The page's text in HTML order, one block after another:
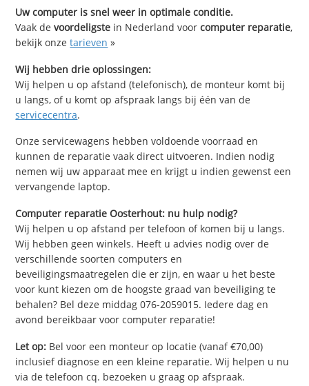
Uw computer is snel weer in optimale conditie.
Vaak devoordeligste in Nederland voorcomputer reparatie,
bekijk onzetarieven »
Wij hebben drie oplossingen:
Wij helpen u op afstand (telefonisch), de monteur komt bij
u langs, of u komt op afspraak langs bij één van de
servicecentra.
Onze servicewagens hebben voldoende voorraad en
kunnen de reparatie vaak direct uitvoeren. Indien nodig
nemen wij uw apparaat mee en krijgt u indien gewenst een
vervangende laptop.
Computer reparatie Oosterhout: nu hulp nodig?
Wij helpen u op afstand per telefoon of komen bij u langs.
Wij hebben geen winkels. Heeft u advies nodig over de
verschillende soorten computers en
beveiligingsmaatregelen die er zijn, en waar u het beste
voor kunt kiezen om de hoogste graad van beveiliging te
behalen? Bel deze middag 076-2059015. Iedere dag en
avond bereikbaar voor computer reparatie!
Let op: Bel voor een monteur op locatie (vanaf €70,00)
inclusief diagnose en een kleine reparatie. Wij helpen u nu
via de telefoon cq. bezoeken u graag op afspraak.